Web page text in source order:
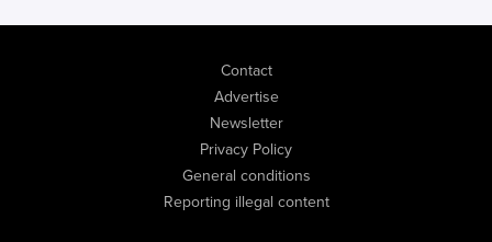
Contact
Advertise
Newsletter
Privacy Policy
General conditions
Reporting illegal content